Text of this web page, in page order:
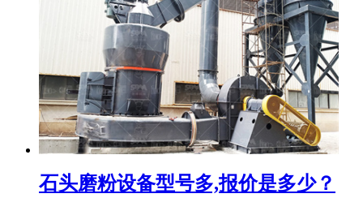
石头磨粉设备型号多,报价是多少？